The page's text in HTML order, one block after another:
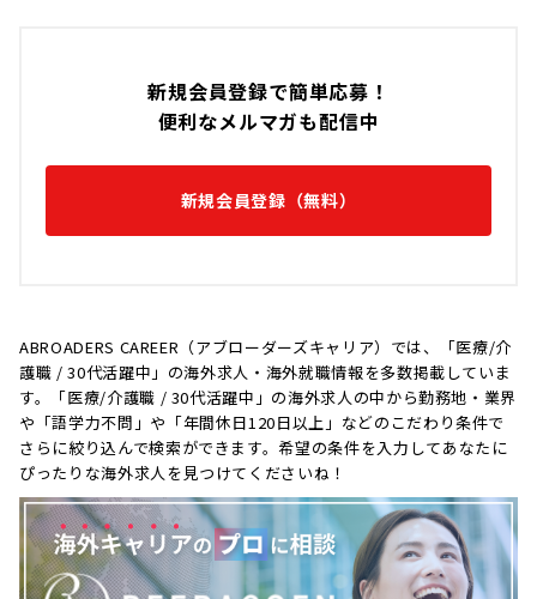
新規会員登録で簡単応募！
便利なメルマガも配信中
新規会員登録（無料）
ABROADERS CAREER（アブローダーズキャリア）では、「医療/介
護職 / 30代活躍中」の海外求人・海外就職情報を多数掲載していま
す。「医療/介護職 / 30代活躍中」の海外求人の中から勤務地・業界
や「語学力不問」や「年間休日120日以上」などのこだわり条件で
さらに絞り込んで検索ができます。希望の条件を入力してあなたに
ぴったりな海外求人を見つけてくださいね！